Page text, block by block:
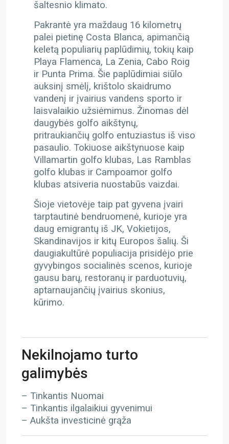
šaltesnio klimato.
Pakrantė yra maždaug 16 kilometrų
palei pietinę Costa Blanca, apimančią
keletą populiarių paplūdimių, tokių kaip
Playa Flamenca, La Zenia, Cabo Roig
ir Punta Prima. Šie paplūdimiai siūlo
auksinį smėlį, krištolo skaidrumo
vandenį ir įvairius vandens sporto ir
laisvalaikio užsiėmimus. Žinomas dėl
daugybės golfo aikštynų,
pritraukiančių golfo entuziastus iš viso
pasaulio. Tokiuose aikštynuose kaip
Villamartin golfo klubas, Las Ramblas
golfo klubas ir Campoamor golfo
klubas atsiveria nuostabūs vaizdai.
Šioje vietovėje taip pat gyvena įvairi
tarptautinė bendruomenė, kurioje yra
daug emigrantų iš JK, Vokietijos,
Skandinavijos ir kitų Europos šalių. Ši
daugiakultūrė populiacija prisidėjo prie
gyvybingos socialinės scenos, kurioje
gausu barų, restoranų ir parduotuvių,
aptarnaujančių įvairius skonius,
kūrimo.
Nekilnojamo turto
galimybės
– Tinkantis Nuomai
– Tinkantis ilgalaikiui gyvenimui
– Aukšta investicinė grąža